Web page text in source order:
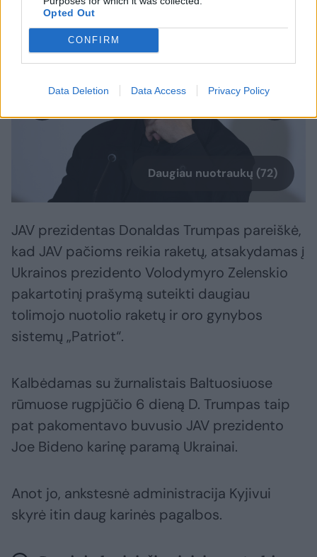
Opted Out
CONFIRM
Data Deletion Data Access Privacy Policy
Daugiau nuotraukų (72)
JAV prezidentas Donaldas Trumpas pareiškė,
kad JAV pačioms reikia raketų, atsakydamas į
Ukrainos prezidento Volodymyro Zelenskio
pakartotinį prašymą suteikti daugiau
tolimojo nuotolio raketų ir oro gynybos
sistemų „Patriot“.
Kalbėdamas su žurnalistais Baltuosiuose
rūmuose rugpjūčio 6 dieną D. Trumpas taip
pat pakomentavo buvusio JAV prezidento
Joe Bideno karinę paramą Ukrainai.
Anot jo, ankstesnė administracija Kyjivui
skyrė itin daug karinės pagalbos.